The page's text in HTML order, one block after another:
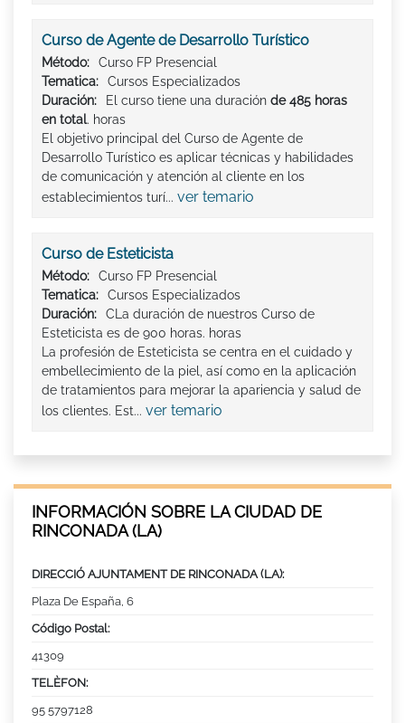
Curso de Agente de Desarrollo Turístico
Método:
Curso FP Presencial
Tematica:
Cursos Especializados
Duración:
El curso tiene una duración de 485 horas
en total. horas
El objetivo principal del Curso de Agente de
Desarrollo Turístico es aplicar técnicas y habilidades
de comunicación y atención al cliente en los
establecimientos turí... ver temario
Curso de Esteticista
Método:
Curso FP Presencial
Tematica:
Cursos Especializados
Duración:
CLa duración de nuestros Curso de
Esteticista es de 900 horas. horas
La profesión de Esteticista se centra en el cuidado y
embellecimiento de la piel, así como en la aplicación
de tratamientos para mejorar la apariencia y salud de
los clientes. Est... ver temario
INFORMACIÓN SOBRE LA CIUDAD DE
RINCONADA (LA)
DIRECCIÓ AJUNTAMENT DE RINCONADA (LA):
Plaza De España, 6
Código Postal:
41309
TELÈFON:
95 5797128